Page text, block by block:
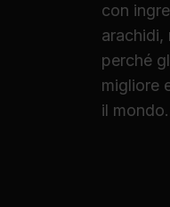
con
arachidi,
perché
migliore
il mondo.